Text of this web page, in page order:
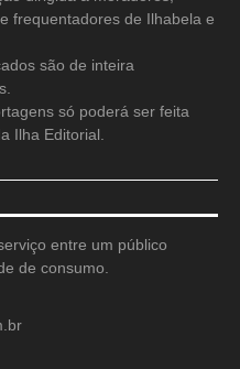
frequentadores de Ilhabela e
são de inteira
só poderá ser feita
Ilha Editorial.
entre um público
de consumo.